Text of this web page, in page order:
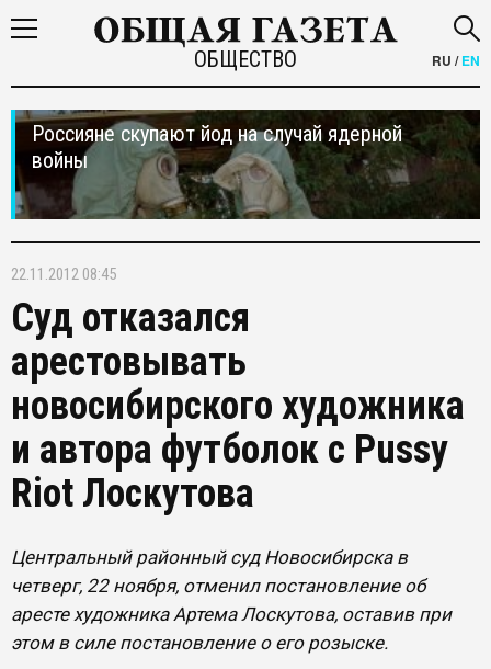
ОБЩЕСТВО RU /EN
Россияне скупают йод на случай ядерной
войны
22.11.2012 08:45
Суд отказался
арестовывать
новосибирского художника
и автора футболок с Pussy
Riot Лоскутова
Центральный районный суд Новосибирска в
четверг, 22 ноября, отменил постановление об
аресте художника Артема Лоскутова, оставив при
этом в силе постановление о его розыске.